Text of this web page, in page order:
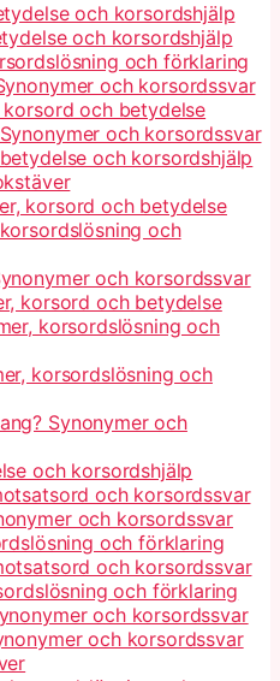
och korsordshjälp
och korsordshjälp
och förklaring
och korsordssvar
och betydelse
och korsordssvar
och korsordshjälp
korsord och betydelse
och
och korsordssvar
korsord och betydelse
korsordslösning och
korsordslösning och
Synonymer och
och korsordshjälp
och korsordssvar
och korsordssvar
och förklaring
och korsordssvar
och förklaring
och korsordssvar
och korsordssvar